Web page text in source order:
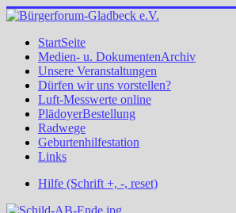
StartSeite
Medien- u. DokumentenArchiv
Unsere Veranstaltungen
Dürfen wir uns vorstellen?
Luft-Messwerte online
PlädoyerBestellung
Radwege
Geburtenhilfestation
Links
Hilfe (Schrift +, -, reset)